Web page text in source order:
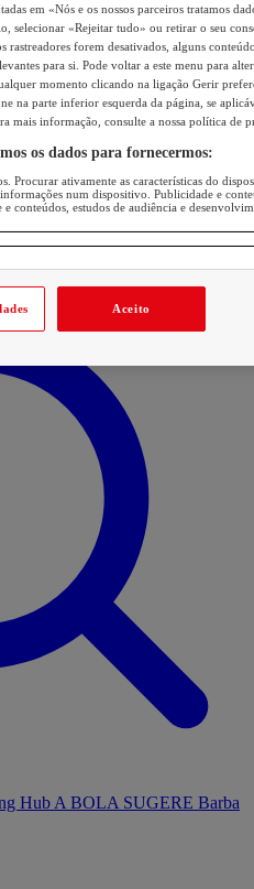
Hub A BOLA SUGERE Barba
em «Nós e os nossos parceiros tratamos
selecionar «Rejeitar tudo» ou retirar o seu
rastreadores forem desativados, alguns
para si. Pode voltar a este menu para
momento clicando na ligação Gerir
na parte inferior esquerda da página, se
mais informação, consulte a nossa política de
os dados para fornecermos:
Procurar ativamente as características do
num dispositivo. Publicidade e
conteúdos, estudos de audiência e
Aceito